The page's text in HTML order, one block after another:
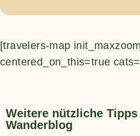
[travelers-map
centered_on_this=true
Weitere nützliche
Wanderblog